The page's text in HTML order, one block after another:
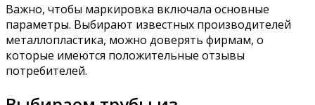
Важно, чтобы маркировка включала основные
параметры. Выбирают известных производителей
металлопластика, можно доверять фирмам, о
которые имеются положительные отзывы
потребителей.